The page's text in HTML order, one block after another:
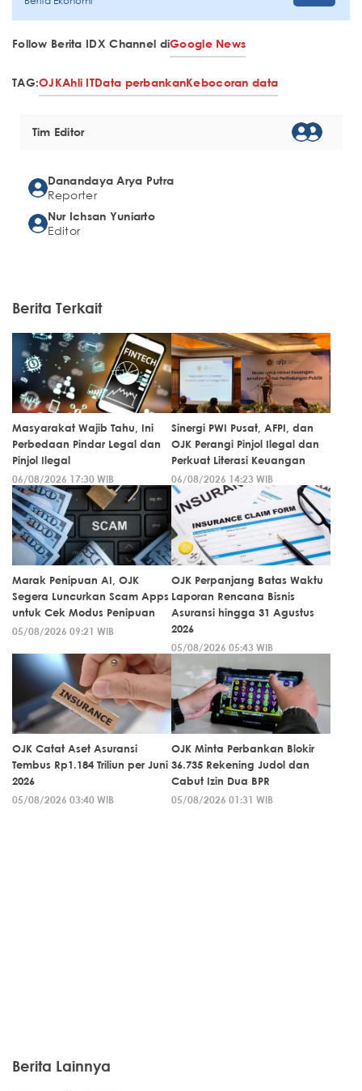
Follow Berita IDX Channel diGoogle News
TAG:OJKAhli ITData perbankanKebocoran data
Tim Editor
Danandaya Arya Putra
Reporter
Nur Ichsan Yuniarto
Editor
Berita Terkait
Masyarakat Wajib Tahu, Ini
Perbedaan Pindar Legal dan
Pinjol Ilegal
06/08/2026 17:30 WIB
Sinergi PWI Pusat, AFPI, dan
OJK Perangi Pinjol Ilegal dan
Perkuat Literasi Keuangan
06/08/2026 14:23 WIB
Marak Penipuan AI, OJK
Segera Luncurkan Scam Apps
untuk Cek Modus Penipuan
05/08/2026 09:21 WIB
OJK Perpanjang Batas Waktu
Laporan Rencana Bisnis
Asuransi hingga 31 Agustus
2026
05/08/2026 05:43 WIB
OJK Catat Aset Asuransi
Tembus Rp1.184 Triliun per Juni
2026
05/08/2026 03:40 WIB
OJK Minta Perbankan Blokir
36.735 Rekening Judol dan
Cabut Izin Dua BPR
05/08/2026 01:31 WIB
Berita Lainnya